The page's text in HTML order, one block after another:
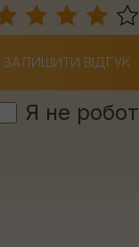
ЗАЛИШИТИ ВІДГУК
Я не робот